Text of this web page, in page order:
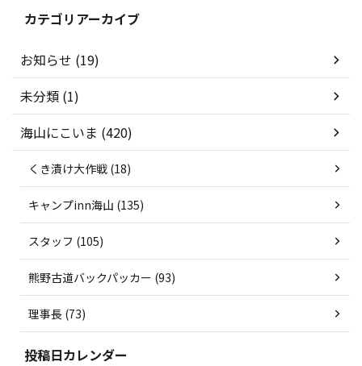
カテゴリアーカイブ
お知らせ (19)
未分類 (1)
海山にこいま (420)
くき漬け大作戦 (18)
キャンプinn海山 (135)
スタッフ (105)
熊野古道バックパッカー (93)
理事長 (73)
投稿日カレンダー